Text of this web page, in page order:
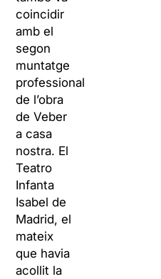
coincidir
amb el
segon
muntatge
professional
de l’obra
de Veber
a casa
nostra. El
Teatro
Infanta
Isabel de
Madrid, el
mateix
que havia
acollit la